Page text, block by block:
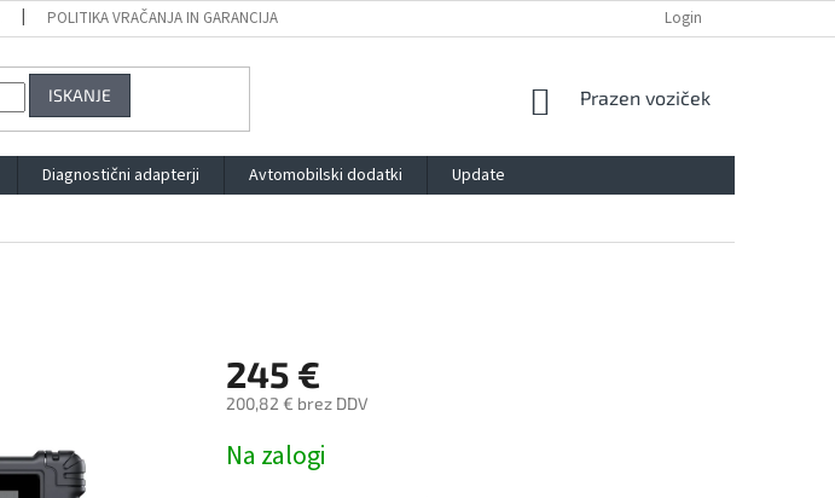
POLITIKA VRAČANJA IN GARANCIJA BLOG
Login
ISKANJE
SHOPPING
Prazen voziček
Diagnostični adapterji Avtomobilski dodatki
Update
245 €
200,82 € brez DDV
price:
Na zalogi